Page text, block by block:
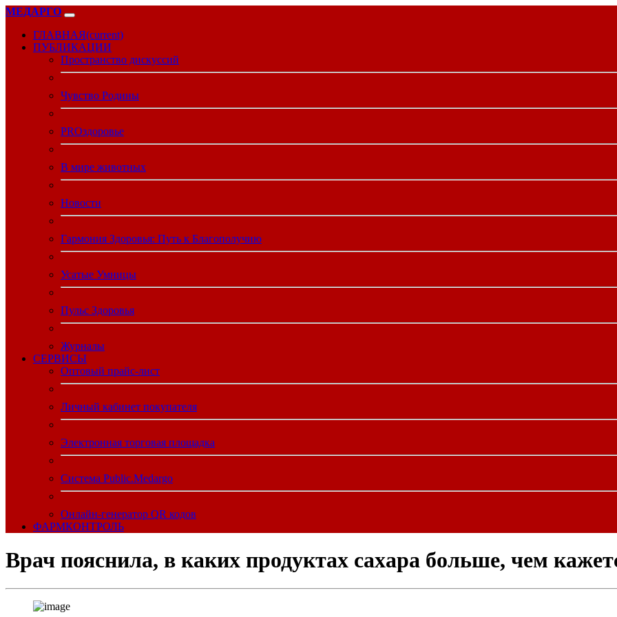
МЕДАРГО
ГЛАВНАЯ(current)
ПУБЛИКАЦИИ
Пространство дискуссий
Чувство Родины
PROздоровье
В мире животных
Новости
Гармония Здоровья: Путь к Благополучию
Усатые Умницы
Пульс Здоровья
Журналы
CЕРВИСЫ
Оптовый прайс-лист
Личный кабинет покупателя
Электронная торговая площадка
Система Public.Medargo
Онлайн-генератор QR кодов
ФАРМКОНТРОЛЬ
Врач пояснила, в каких продуктах сахара больше, чем